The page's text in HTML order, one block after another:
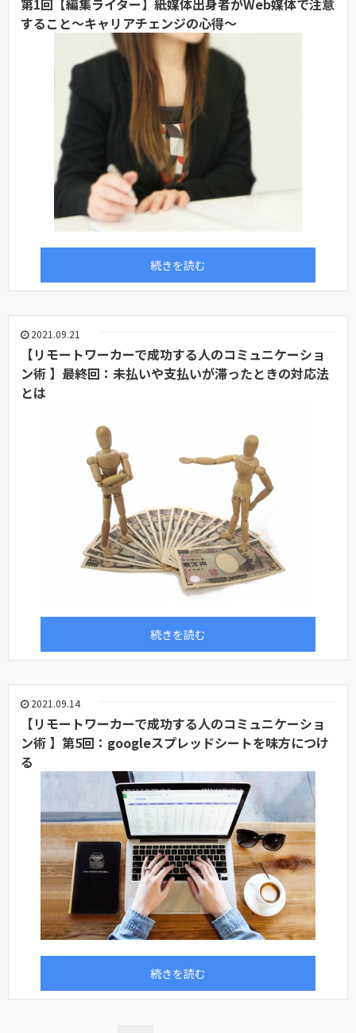
第1回【編集ライター】紙媒体出身者がWeb媒体で注意
すること～キャリアチェンジの心得～
続きを読む
2021.09.21
【リモートワーカーで成功する人のコミュニケーショ
ン術 】最終回：未払いや支払いが滞ったときの対応法
とは
続きを読む
2021.09.14
【リモートワーカーで成功する人のコミュニケーショ
ン術 】第5回：googleスプレッドシートを味方につけ
る
続きを読む